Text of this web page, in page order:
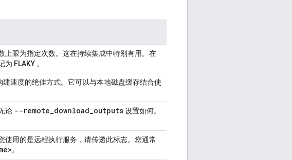
上限为指定次数。这在持续集成中特别有用。在
为 FLAKY 。
速度的绝佳方式。它可以与本地磁盘缓存结合使
论 --remote_download_outputs设置如何。
使用的是远程执行服务，请传递此标志。您通常
。